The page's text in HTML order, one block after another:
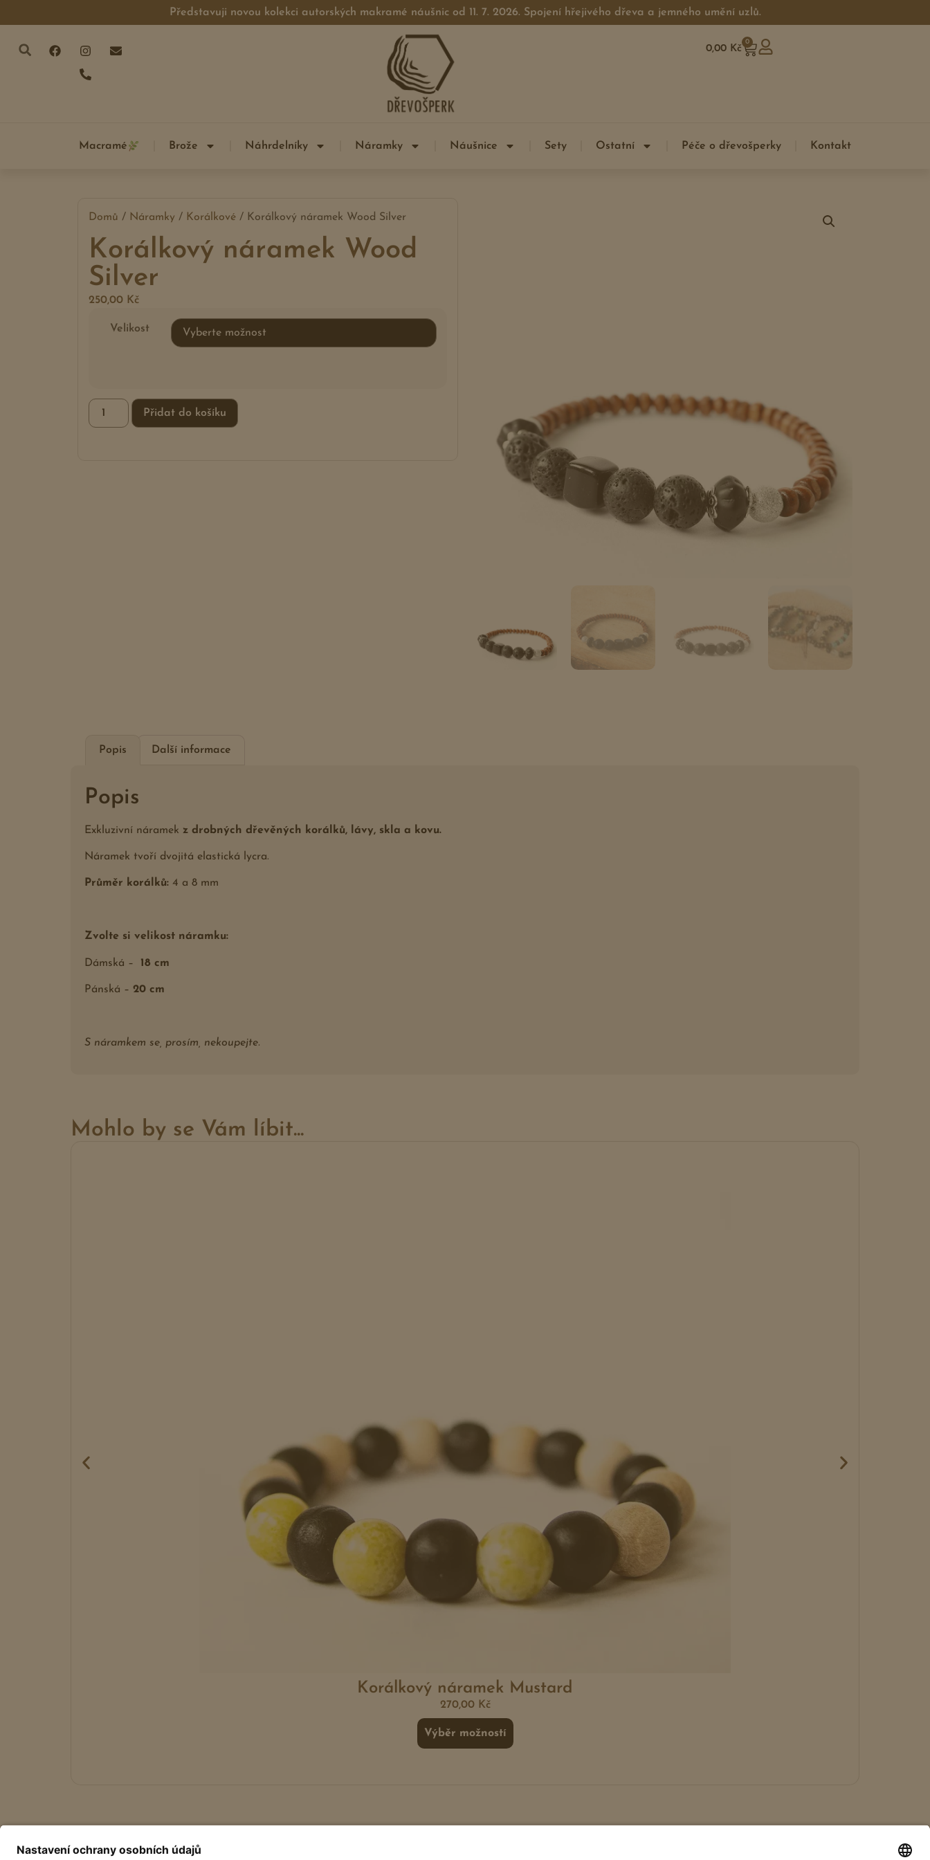
Představuji novou kolekci autorských makramé náušnic od 11. 7. 2026. Spojení hřejivého dřeva a jemného umění uzlů.
0,00 Kč
0
Macramé Brože Náhrdelníky Náramky Náušnice Sety Ostatní Péče o dřevošperky Kontakt
Domů / Náramky / Korálkové / Korálkový náramek Wood Silver
Korálkový náramek Wood
Silver
250,00 Kč
Velikost
Přidat do košíku
Popis Další informace
Popis
Exkluzivní náramek z drobných dřevěných korálků, lávy, skla a kovu.
Náramek tvoří dvojitá elastická lycra.
Průměr korálků: 4 a 8 mm
Zvolte si velikost náramku:
Dámská – 18 cm
Pánská – 20 cm
S náramkem se, prosím, nekoupejte.
Mohlo by se Vám líbit...
Korálkový náramek Mustard
270,00 Kč
Výběr možností